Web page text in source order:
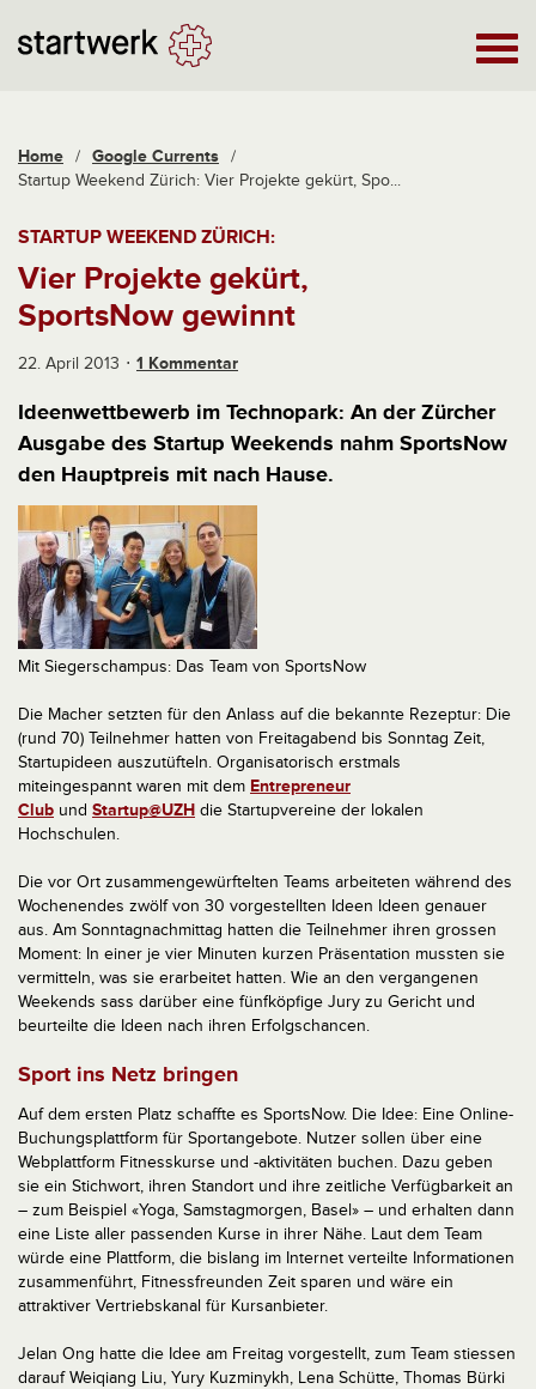
Home / Google Currents /
Startup Weekend Zürich: Vier Projekte gekürt, Spo...
STARTUP WEEKEND ZÜRICH:
Vier Projekte gekürt,
SportsNow gewinnt
22. April 2013 1 Kommentar
Ideenwettbewerb im Technopark: An der Zürcher
Ausgabe des Startup Weekends nahm SportsNow
den Hauptpreis mit nach Hause.
Mit Siegerschampus: Das Team von SportsNow
Die Macher setzten für den Anlass auf die bekannte Rezeptur: Die
(rund 70) Teilnehmer hatten von Freitagabend bis Sonntag Zeit,
Startupideen auszutüfteln. Organisatorisch erstmals
miteingespannt waren mit dem Entrepreneur
Club und Startup@UZH die Startupvereine der lokalen
Hochschulen.
Die vor Ort zusammengewürftelten Teams arbeiteten während des
Wochenendes zwölf von 30 vorgestellten Ideen Ideen genauer
aus. Am Sonntagnachmittag hatten die Teilnehmer ihren grossen
Moment: In einer je vier Minuten kurzen Präsentation mussten sie
vermitteln, was sie erarbeitet hatten. Wie an den vergangenen
Weekends sass darüber eine fünfköpfige Jury zu Gericht und
beurteilte die Ideen nach ihren Erfolgschancen.
Sport ins Netz bringen
Auf dem ersten Platz schaffte es SportsNow. Die Idee: Eine Online-
Buchungsplattform für Sportangebote. Nutzer sollen über eine
Webplattform Fitnesskurse und -aktivitäten buchen. Dazu geben
sie ein Stichwort, ihren Standort und ihre zeitliche Verfügbarkeit an
– zum Beispiel «Yoga, Samstagmorgen, Basel» – und erhalten dann
eine Liste aller passenden Kurse in ihrer Nähe. Laut dem Team
würde eine Plattform, die bislang im Internet verteilte Informationen
zusammenführt, Fitnessfreunden Zeit sparen und wäre ein
attraktiver Vertriebskanal für Kursanbieter.
Jelan Ong hatte die Idee am Freitag vorgestellt, zum Team stiessen
darauf Weiqiang Liu, Yury Kuzminykh, Lena Schütte, Thomas Bürki